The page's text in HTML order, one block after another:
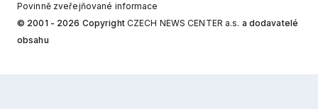
Povinně zveřejňované informace
© 2001 - 2026 Copyright CZECH NEWS CENTER a.s. a dodavatelé
obsahu